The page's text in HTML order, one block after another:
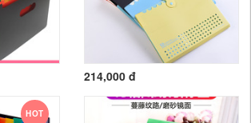
214,000 đ
HOT